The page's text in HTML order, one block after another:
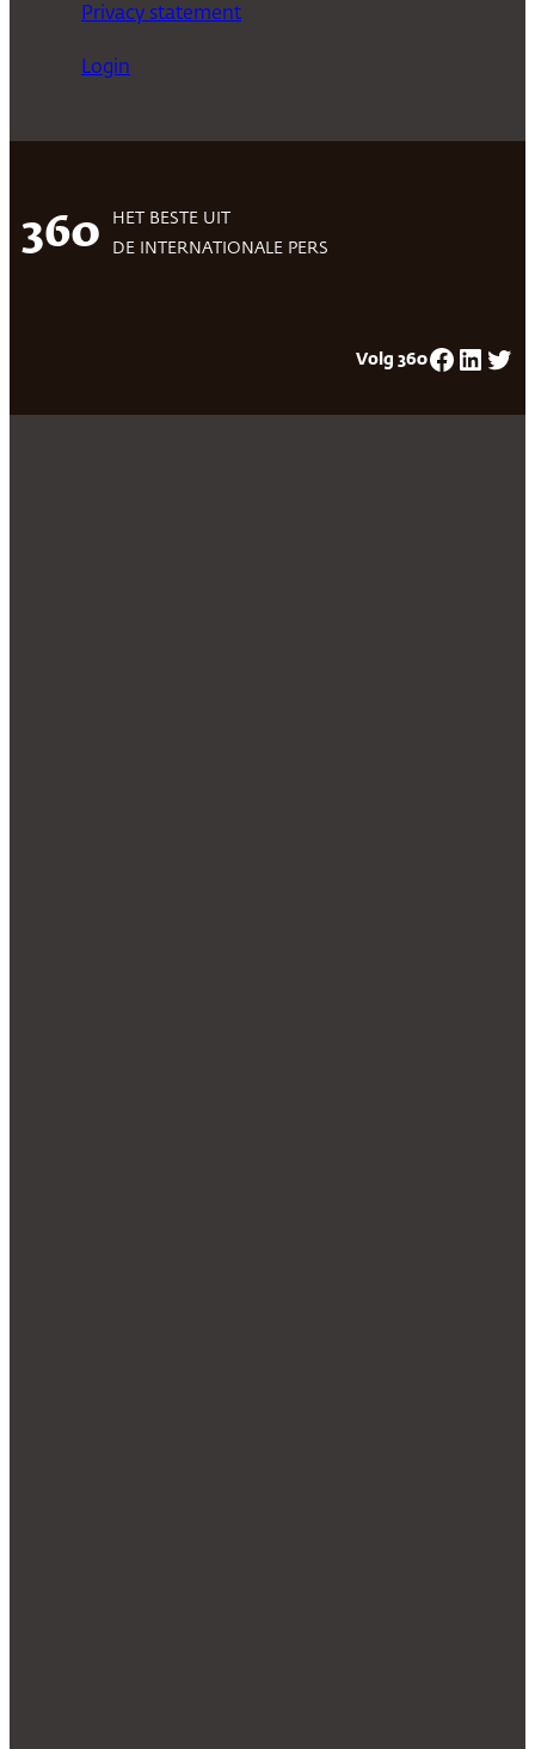
Privacy statement
Login
360
HET BESTE UIT
DE INTERNATIONALE PERS
Volg 360Facebook LinkedIn Twitter